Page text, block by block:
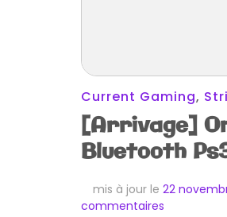
Current Gaming,
[Arrivage]
Bluetooth
mis à jour le 22
commentaires